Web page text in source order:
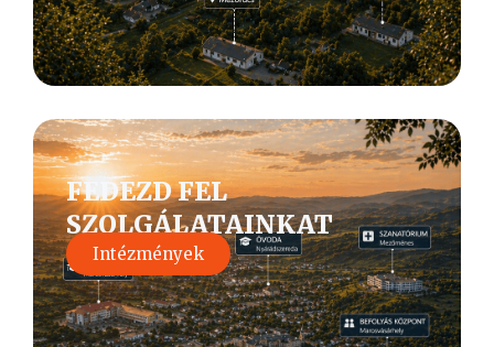
FEDEZD FEL
SZOLGÁLATAINKAT
Intézmények